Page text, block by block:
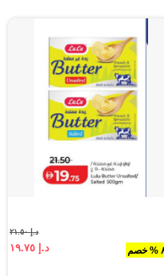
د.إ ٢١.٥٠
د.إ ١٩.٧٥